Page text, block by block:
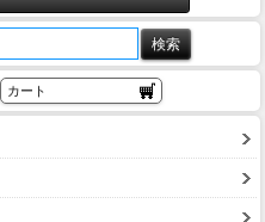
カート